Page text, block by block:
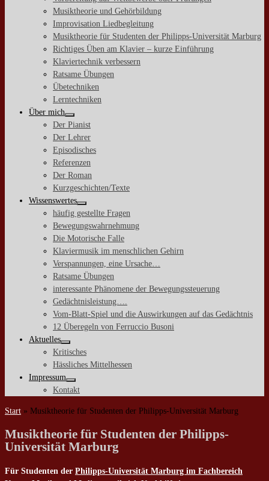
Musiktheorie und Gehörbildung
Improvisation Liedbegleitung
Musiktheorie für Studenten der Philipps-Universität Marburg
Richtiges Üben am Klavier – kurze Einführung
Klaviertechnik verbessern
Ratsame Übungen
Übetechniken
Lerntechniken
Über mich
Der Pianist
Der Lehrer
Episodisches
Referenzen
Der Roman
Kurzgeschichten/Texte
Wissenswertes
häufig gestellte Fragen
Bewegungswahrnehmung
Die Motorische Falle
Klaviermusik im menschlichen Gehirn
Verspannungen, eine Ursache…
Ratsame Übungen
interessante Phänomene der Bewegungssteuerung
Gedächtnisleistung….
Vom-Blatt-Spiel und die Auswirkungen auf das Gedächtnis
12 Überegeln von Ferruccio Busoni
Aktuelles
Kritisches
Hässliches Mittelhessen
Impressum
Kontakt
Start » Musiktheorie für Studenten der Philipps-Universität Marburg
Musiktheorie für Studenten der Philipps-
Universität Marburg
Für Studenten der Philipps-Universität Marburg im Fachbereich